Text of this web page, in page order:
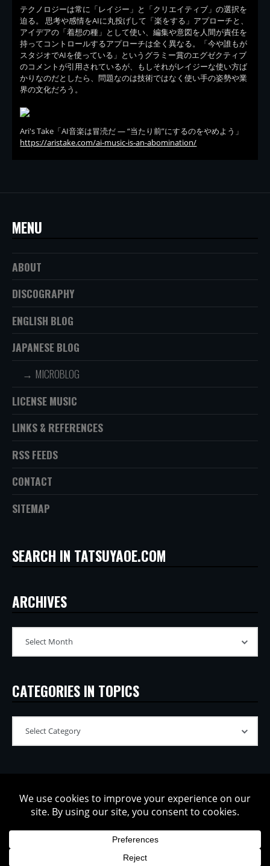
テクノロジーは常に「レイジー」と「クリエイティブ」の選択を
迫る。 思考や感情をAIに丸投げして「楽をする」アプローチと、
アイデアの「着想の種」として使い、編集や意図を人間が責任を
持ってコントロールするアプローチは全く異なる。「今や誰もが
スタジオでAIを使っている」というグラミー賞のエグゼクティブ
のコメントが引用されているが、もしそれがレイジーな使い方ば
かりなのだとしたら、問題なのは技術ではなく使い手の姿勢や業
界の文化だろう。
Ari's Take「AI音楽は冒涜だ — “当たり前”にするのをやめよう」
https://aristake.com/ai-music-is-an-abomination/
MENU
ABOUT
DISCOGRAPHY
ENGLISH BLOG
JAPANESE BLOG
MICROBLOG
LICENSE MUSIC
LINKS & REFERENCES
RSS FEEDS
CONTACT
SITEMAP
SEARCH IN TATSUYAOE.COM
ARCHIVES
CATEGORIES IN TOPICS
Copyright © 2002-2026 Tatsuya Oe / Model Electronic. All rights
reserved.